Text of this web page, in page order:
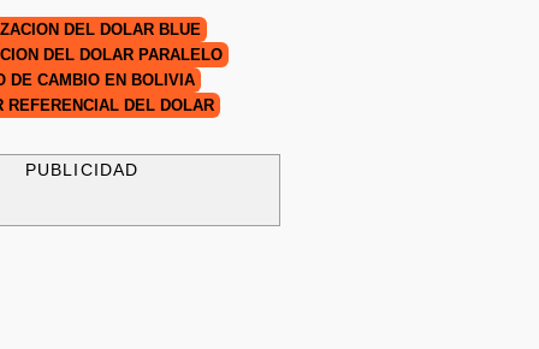
DEL DÓLAR BLUE
DEL DÓLAR PARALELO
DE CAMBIO EN BOLIVIA
REFERENCIAL DEL DÓLAR
PUBLICIDAD